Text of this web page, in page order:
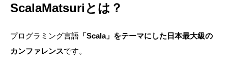
ScalaMatsuriとは？
プログラミング言語 「Scala」をテーマにした日本最大級の
カンファレンスです。